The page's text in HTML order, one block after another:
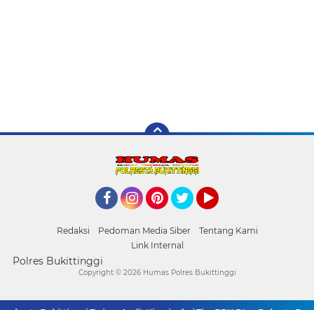
Redaksi Pedoman Media Siber
Tentang Kami
Link Internal
Polres Bukittinggi
Copyright © 2026 Humas Polres Bukittinggi